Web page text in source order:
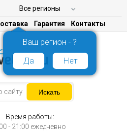
Все регионы
Ваш регион - ?
Да
Нет
Гарантия Контакты
Время работы:
- 21:00 ежедневно